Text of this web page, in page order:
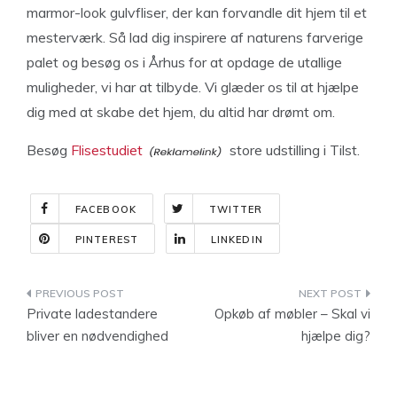
marmor-look gulvfliser, der kan forvandle dit hjem til et
mesterværk. Så lad dig inspirere af naturens farverige
palet og besøg os i Århus for at opdage de utallige
muligheder, vi har at tilbyde. Vi glæder os til at hjælpe
dig med at skabe det hjem, du altid har drømt om.
Besøg Flisestudiet store udstilling i Tilst.
FACEBOOK TWITTER
PINTEREST LINKEDIN
Indlægsnavigation
Private ladestandere
bliver en nødvendighed
Opkøb af møbler – Skal vi
hjælpe dig?